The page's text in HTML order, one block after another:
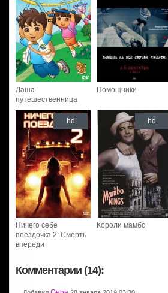
Даша-
путешественница
Помощники
Ничего себе
поездочка 2: Смерть
впереди
hd
Короли мамбо
hd
Комментарии (14):